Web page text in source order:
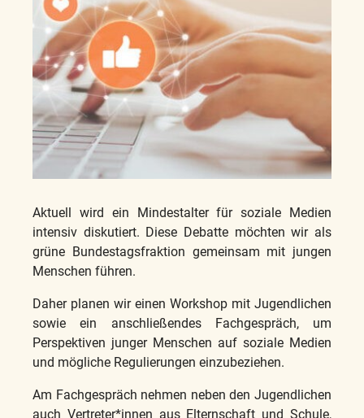
Aktuell wird ein Mindestalter für soziale Medien
intensiv diskutiert. Diese Debatte möchten wir als
grüne Bundestagsfraktion gemeinsam mit jungen
Menschen führen.
Daher planen wir einen Workshop mit Jugendlichen
sowie ein anschließendes Fachgespräch, um
Perspektiven junger Menschen auf soziale Medien
und mögliche Regulierungen einzubeziehen.
Am Fachgespräch nehmen neben den Jugendlichen
auch Vertreter*innen aus Elternschaft und Schule,